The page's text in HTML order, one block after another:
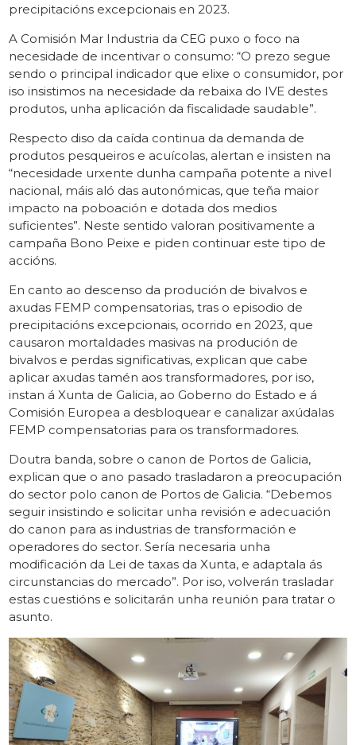
precipitacións excepcionais en 2023.
A Comisión Mar Industria da CEG puxo o foco na
necesidade de incentivar o consumo: “O prezo segue
sendo o principal indicador que elixe o consumidor, por
iso insistimos na necesidade da rebaixa do IVE destes
produtos, unha aplicación da fiscalidade saudable”.
Respecto diso da caída continua da demanda de
produtos pesqueiros e acuícolas, alertan e insisten na
“necesidade urxente dunha campaña potente a nivel
nacional, máis aló das autonómicas, que teña maior
impacto na poboación e dotada dos medios
suficientes”. Neste sentido valoran positivamente a
campaña Bono Peixe e piden continuar este tipo de
accións.
En canto ao descenso da produción de bivalvos e
axudas FEMP compensatorias, tras o episodio de
precipitacións excepcionais, ocorrido en 2023, que
causaron mortaldades masivas na produción de
bivalvos e perdas significativas, explican que cabe
aplicar axudas tamén aos transformadores, por iso,
instan á Xunta de Galicia, ao Goberno do Estado e á
Comisión Europea a desbloquear e canalizar axúdalas
FEMP compensatorias para os transformadores.
Doutra banda, sobre o canon de Portos de Galicia,
explican que o ano pasado trasladaron a preocupación
do sector polo canon de Portos de Galicia. “Debemos
seguir insistindo e solicitar unha revisión e adecuación
do canon para as industrias de transformación e
operadores do sector. Sería necesaria unha
modificación da Lei de taxas da Xunta, e adaptala ás
circunstancias do mercado”. Por iso, volverán trasladar
estas cuestións e solicitarán unha reunión para tratar o
asunto.